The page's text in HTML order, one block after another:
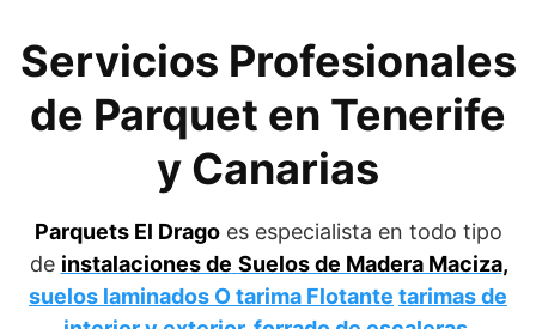
Servicios Profesionales
de Parquet en Tenerife
y Canarias
Parquets El Dragoes especialista en todo tipo
de instalaciones de Suelos de Madera Maciza,
suelos laminados O tarima Flotante tarimas de